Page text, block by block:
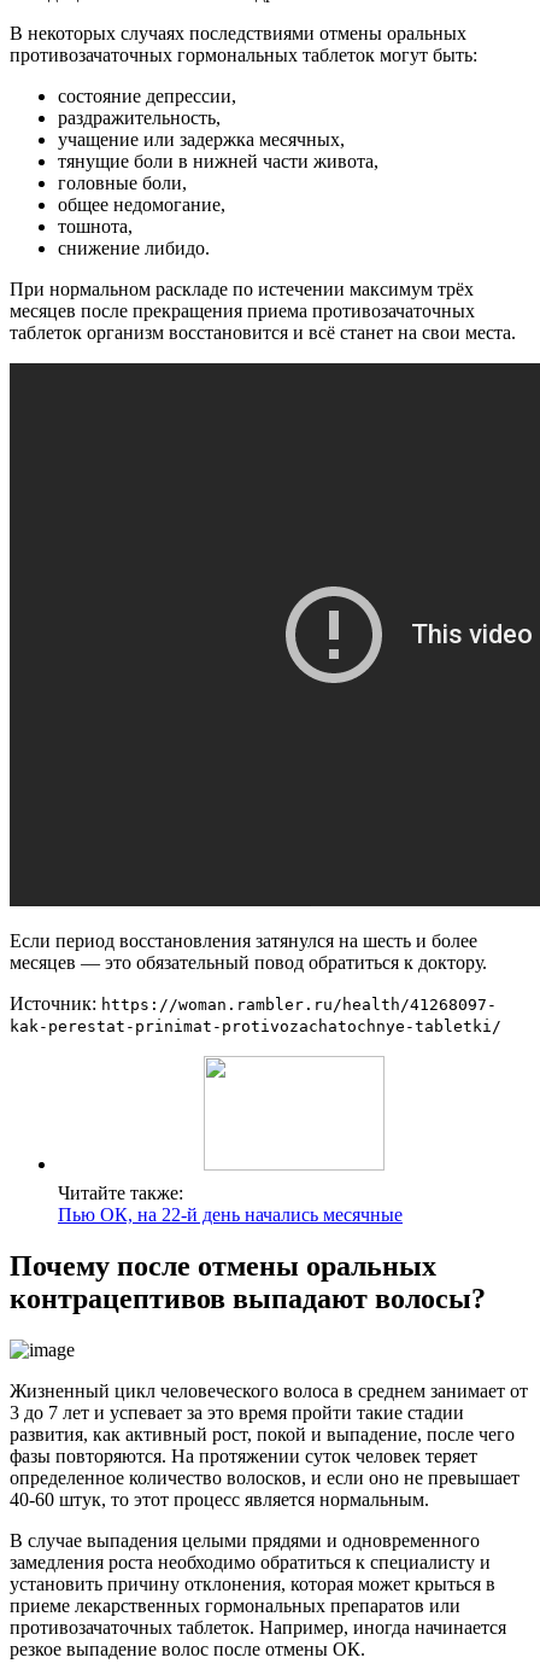
В некоторых случаях последствиями отмены оральных
противозачаточных гормональных таблеток могут быть:
состояние депрессии,
раздражительность,
учащение или задержка месячных,
тянущие боли в нижней части живота,
головные боли,
общее недомогание,
тошнота,
снижение либидо.
При нормальном раскладе по истечении максимум трёх
месяцев после прекращения приема противозачаточных
таблеток организм восстановится и всё станет на свои места.
Если период восстановления затянулся на шесть и более
месяцев — это обязательный повод обратиться к доктору.
Источник: https://woman.rambler.ru/health/41268097-
kak-perestat-prinimat-protivozachatochnye-tabletki/
Читайте также:
Пью ОК, на 22-й день начались месячные
Почему после отмены оральных
контрацептивов выпадают волосы?
Жизненный цикл человеческого волоса в среднем занимает от
3 до 7 лет и успевает за это время пройти такие стадии
развития, как активный рост, покой и выпадение, после чего
фазы повторяются. На протяжении суток человек теряет
определенное количество волосков, и если оно не превышает
40-60 штук, то этот процесс является нормальным.
В случае выпадения целыми прядями и одновременного
замедления роста необходимо обратиться к специалисту и
установить причину отклонения, которая может крыться в
приеме лекарственных гормональных препаратов или
противозачаточных таблеток. Например, иногда начинается
резкое выпадение волос после отмены ОК.